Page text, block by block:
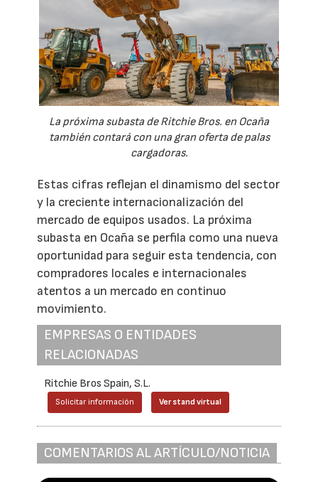
La próxima subasta de Ritchie Bros. en Ocaña
también contará con una gran oferta de palas
cargadoras.
Estas cifras reflejan el dinamismo del sector
y la creciente internacionalización del
mercado de equipos usados. La próxima
subasta en Ocaña se perfila como una nueva
oportunidad para seguir esta tendencia, con
compradores locales e internacionales
atentos a un mercado en continuo
movimiento.
EMPRESAS O ENTIDADES
RELACIONADAS
Ritchie Bros Spain, S.L.
Solicitar información Ver stand virtual
COMENTARIOS AL ARTÍCULO/NOTICIA